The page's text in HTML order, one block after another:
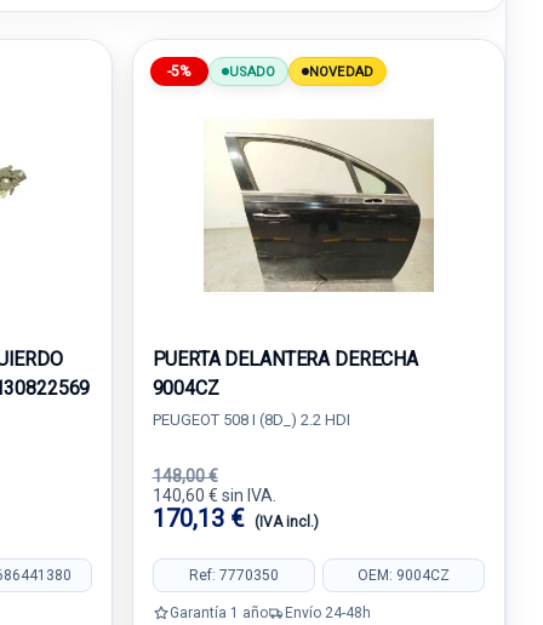
-5% USADO NOVEDAD
PUERTA DELANTERA DERECHA
9004CZ
PEUGEOT 508 I (8D_) 2.2 HDI
148,00 €
140,60 € sin IVA.
170,13 € (IVA incl.)
Ref: 7770350 OEM: 9004CZ
Garantía 1 año Envío 24-48h